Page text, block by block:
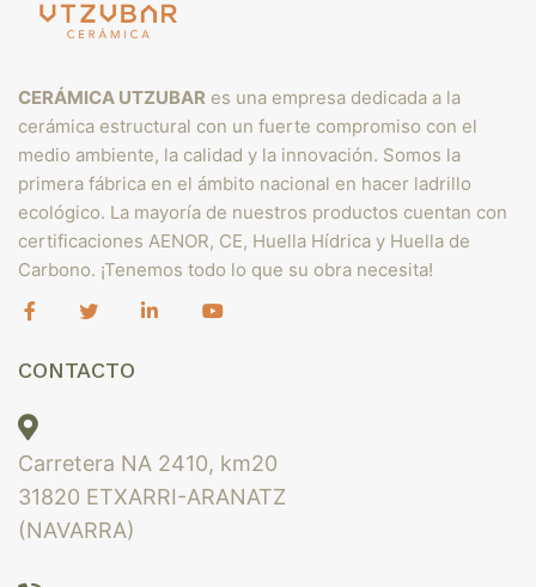
CERÁMICA UTZUBAR es una empresa dedicada a la
cerámica estructural con un fuerte compromiso con el
medio ambiente, la calidad y la innovación. Somos la
primera fábrica en el ámbito nacional en hacer ladrillo
ecológico. La mayoría de nuestros productos cuentan con
certificaciones AENOR, CE, Huella Hídrica y Huella de
Carbono. ¡Tenemos todo lo que su obra necesita!
CONTACTO
Carretera NA 2410, km20
31820 ETXARRI-ARANATZ
(NAVARRA)